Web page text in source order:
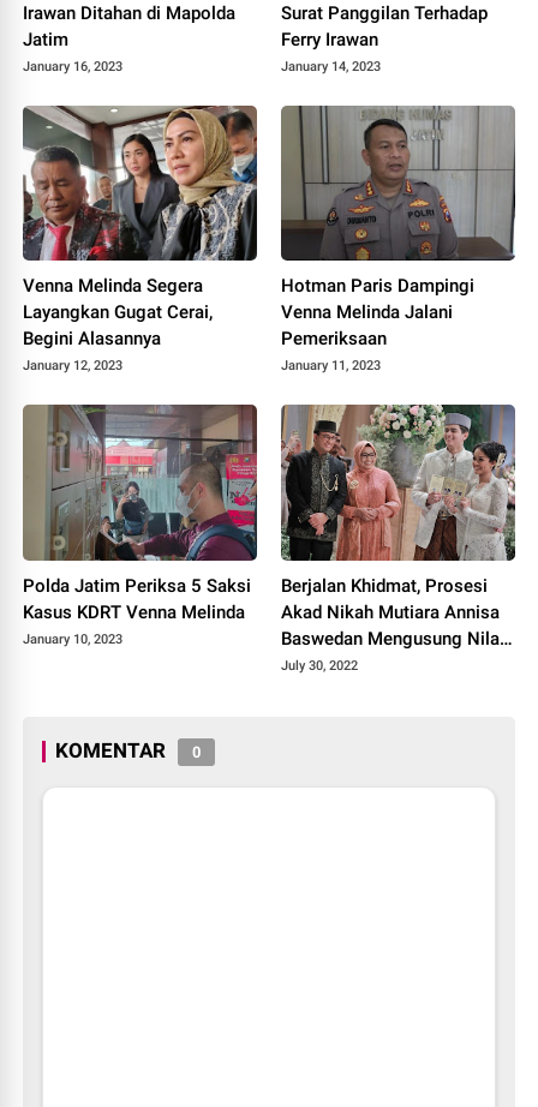
Irawan Ditahan di Mapolda
Jatim
January 16, 2023
Surat Panggilan Terhadap
Ferry Irawan
January 14, 2023
Venna Melinda Segera
Layangkan Gugat Cerai,
Begini Alasannya
January 12, 2023
Hotman Paris Dampingi
Venna Melinda Jalani
Pemeriksaan
January 11, 2023
Polda Jatim Periksa 5 Saksi
Kasus KDRT Venna Melinda
January 10, 2023
Berjalan Khidmat, Prosesi
Akad Nikah Mutiara Annisa
Baswedan Mengusung Nilai-
Nilai Agama & Budaya
July 30, 2022
KOMENTAR 0